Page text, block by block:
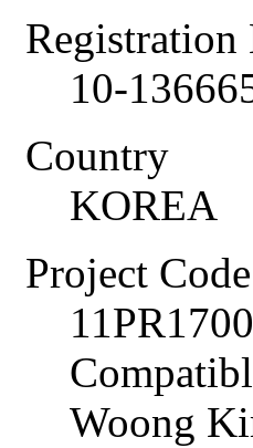
Registration
10-
Country
KOREA
Project Code
Woong